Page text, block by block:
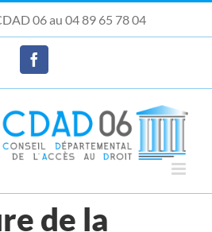
06 au 04 89 65 78 04
Facebook
de la